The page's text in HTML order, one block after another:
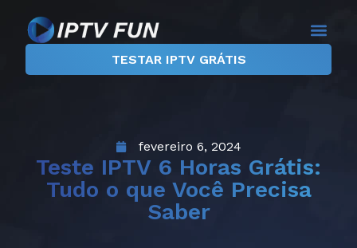
TESTAR IPTV GRÁTIS
fevereiro 6, 2024
Teste IPTV 6 Horas Grátis:
Tudo o que Você Precisa
Saber